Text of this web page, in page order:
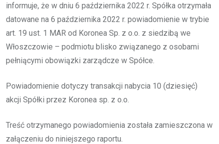
informuje, że w dniu 6 października 2022 r. Spółka otrzymała
datowane na 6 października 2022 r. powiadomienie w trybie
art. 19 ust. 1 MAR od Koronea Sp. z o.o. z siedzibą we
Włoszczowie – podmiotu blisko związanego z osobami
pełniącymi obowiązki zarządcze w Spółce.
Powiadomienie dotyczy transakcji nabycia 10 (dziesięć)
akcji Spółki przez Koronea sp. z o.o.
Treść otrzymanego powiadomienia została zamieszczona w
załączeniu do niniejszego raportu.